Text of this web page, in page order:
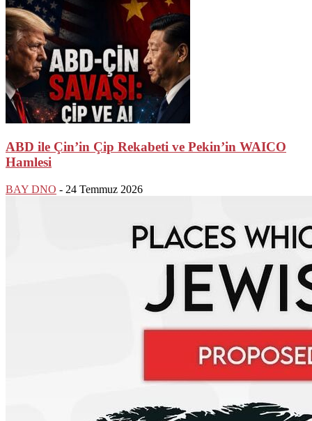
ABD ile Çin’in Çip Rekabeti ve Pekin’in WAICO
Hamlesi
BAY DNO - 24 Temmuz 2026